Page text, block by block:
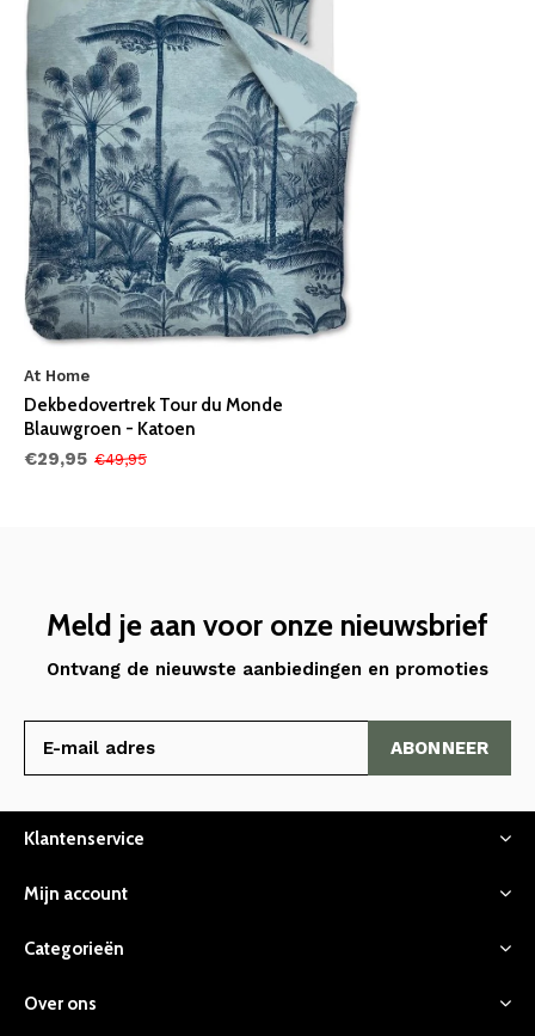
At Home
Dekbedovertrek Tour du Monde
Blauwgroen - Katoen
€29,95 €49,95
Meld je aan voor onze nieuwsbrief
Ontvang de nieuwste aanbiedingen en promoties
ABONNEER
Klantenservice
Mijn account
Categorieën
Over ons